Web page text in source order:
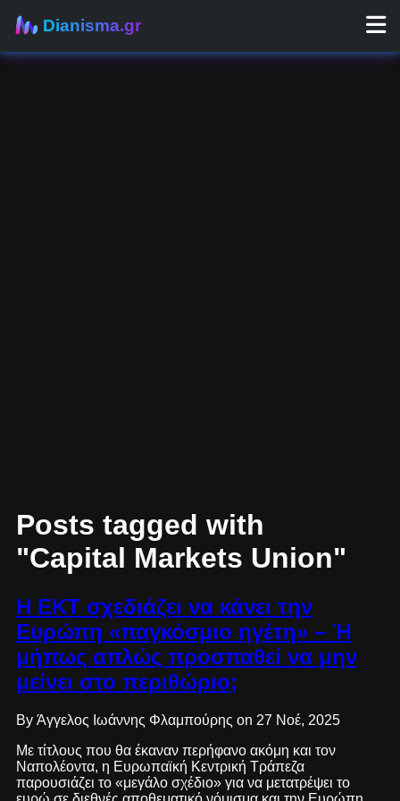
Dianisma.gr
Posts tagged with
"Capital Markets Union"
Η ΕΚΤ σχεδιάζει να κάνει την
Ευρώπη «παγκόσμιο ηγέτη» – Ή
μήπως απλώς προσπαθεί να μην
μείνει στο περιθώριο;
By Άγγελος Ιωάννης Φλαμπούρης on 27 Νοέ, 2025
Με τίτλους που θα έκαναν περήφανο ακόμη και τον
Ναπολέοντα, η Ευρωπαϊκή Κεντρική Τράπεζα
παρουσιάζει το «μεγάλο σχέδιο» για να μετατρέψει το